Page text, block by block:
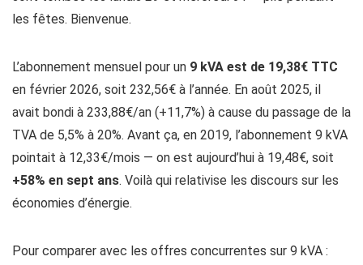
les fêtes. Bienvenue.
L’abonnement mensuel pour un 9 kVA est de 19,38€ TTC
en février 2026, soit 232,56€ à l’année. En août 2025, il
avait bondi à 233,88€/an (+11,7%) à cause du passage de la
TVA de 5,5% à 20%. Avant ça, en 2019, l’abonnement 9 kVA
pointait à 12,33€/mois — on est aujourd’hui à 19,48€, soit
+58% en sept ans. Voilà qui relativise les discours sur les
économies d’énergie.
Pour comparer avec les offres concurrentes sur 9 kVA :